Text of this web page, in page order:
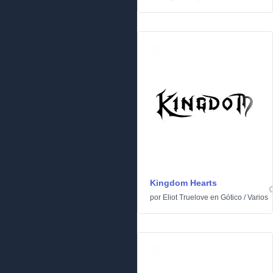
Kingdom Hearts
por Eliot Truelove en Gótico /Varios